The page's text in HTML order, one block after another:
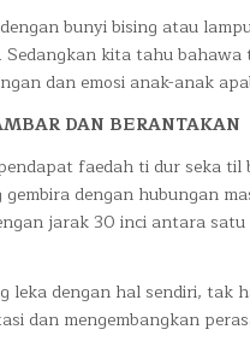
bunyi bising atau
kita tahu
dan emosi anak-anak
DAN BERANTAKAN
faedah ti dur seka
dengan hubungan
jarak 30 inci antara
leka dengan hal sendiri,
dan mengembangkan